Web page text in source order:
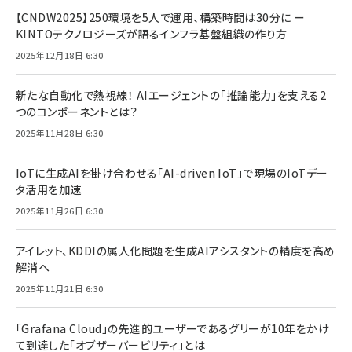
【CNDW2025】250環境を5人で運用、構築時間は30分に ー
KINTOテクノロジーズが語るインフラ基盤組織の作り方
2025年12月18日 6:30
新たな自動化で熱視線！ AIエージェントの「推論能力」を支える2
つのコンポーネントとは？
2025年11月28日 6:30
IoTに生成AIを掛け合わせる「AI-driven IoT」で現場のIoTデー
タ活用を加速
2025年11月26日 6:30
アイレット、KDDIの属人化問題を生成AIアシスタントの精度を高め
解消へ
2025年11月21日 6:30
「Grafana Cloud」の先進的ユーザーであるグリーが10年をかけ
て到達した「オブザーバービリティ」とは